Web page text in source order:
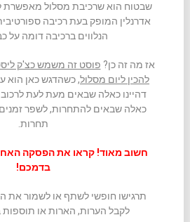
שבטוח הוא שרכיבת מסלול מאפשרת
אדרנלין המופק בעת רכיבה
הנלווים ברכיבה דומה על
אז מה זה כן? פוסט זה משמש כצ'ק
להכין ליום מסלול, כשהדגש כאן הוא
דהיינו כאלה שבאים מעת לעת
כאלה שבאים להתחרות, לשפר
תחרות.
חשוב מאוד! קראו את הפסקה
בדמכם!
תרגישו חופשי לשתף או לשמור את
לקבל הערות, הארות או תוספות